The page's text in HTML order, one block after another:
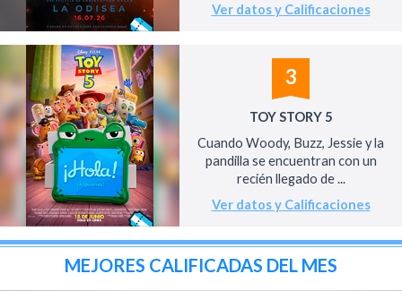
Ver datos y Calificaciones
3
TOY STORY 5
Cuando Woody, Buzz, Jessie y la
pandilla se encuentran con un
recién llegado de ...
Ver datos y Calificaciones
MEJORES CALIFICADAS DEL MES